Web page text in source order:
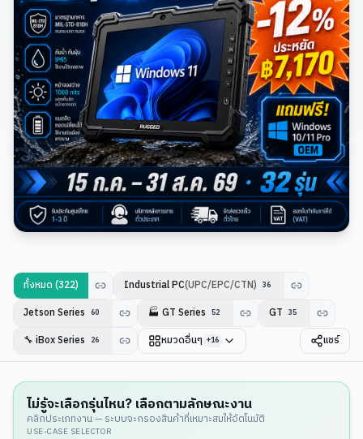
ทั้งหมด (322) Industrial PC(UPC/EPC/CTN) 36
Jetson Series 60 🏭 GT Series 52 GT 35
🔧 iBox Series 26 หมวดอื่นๆ +16 แชร์
ไม่รู้จะเลือกรุ่นไหน? เลือกตามลักษณะงาน
คลิกประเภทงาน — ระบบจะกรองสินค้าที่เหมาะสมให้อัตโนมัติ
USE-CASE SELECTOR